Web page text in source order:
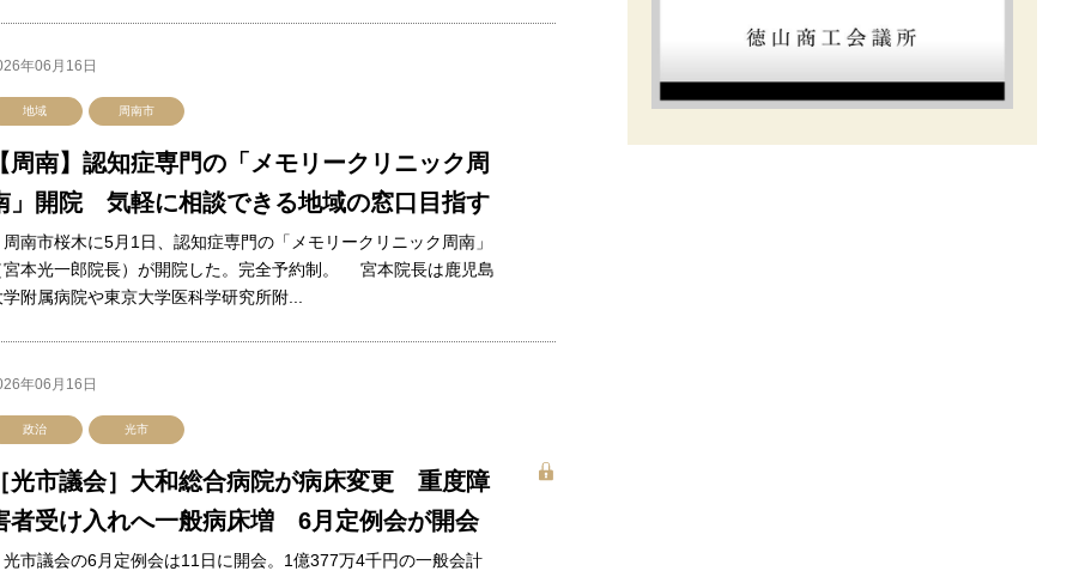
年06月16日
地域 周南市
周南】認知症専門の「メモリークリニック周
」開院 気軽に相談できる地域の窓口目指す
南市桜木に5月1日、認知症専門の「メモリークリニック周南」
宮本光一郎院長）が開院した。完全予約制。 宮本院長は鹿児島
附属病院や東京大学医科学研究所附...
年06月16日
政治 光市
光市議会］大和総合病院が病床変更 重度障
者受け入れへ一般病床増 6月定例会が開会
市議会の6月定例会は11日に開会。1億377万4千円の一般会計